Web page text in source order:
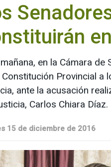
en la Cámara
Constitución Provincial a
ante la acusación
Carlos Chiara Díaz.
15 de diciembre de 2016